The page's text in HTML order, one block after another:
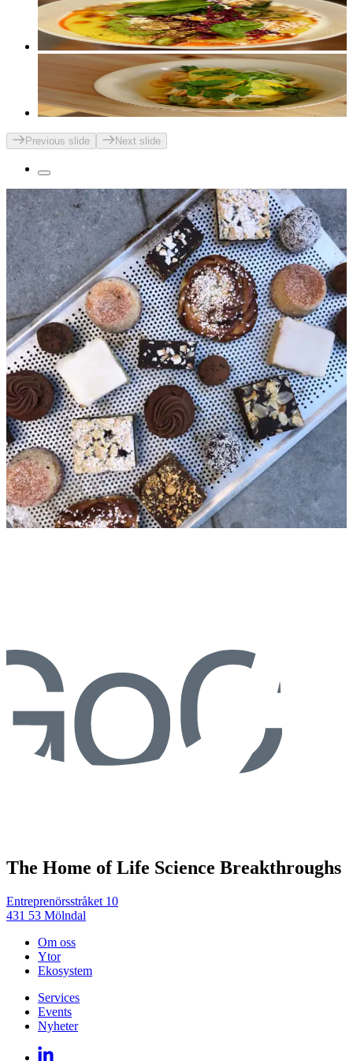
Previous slide Next slide
The Home of Life Science Breakthroughs
Entreprenörsstråket 10
431 53 Mölndal
Om oss
Ytor
Ekosystem
Services
Events
Nyheter